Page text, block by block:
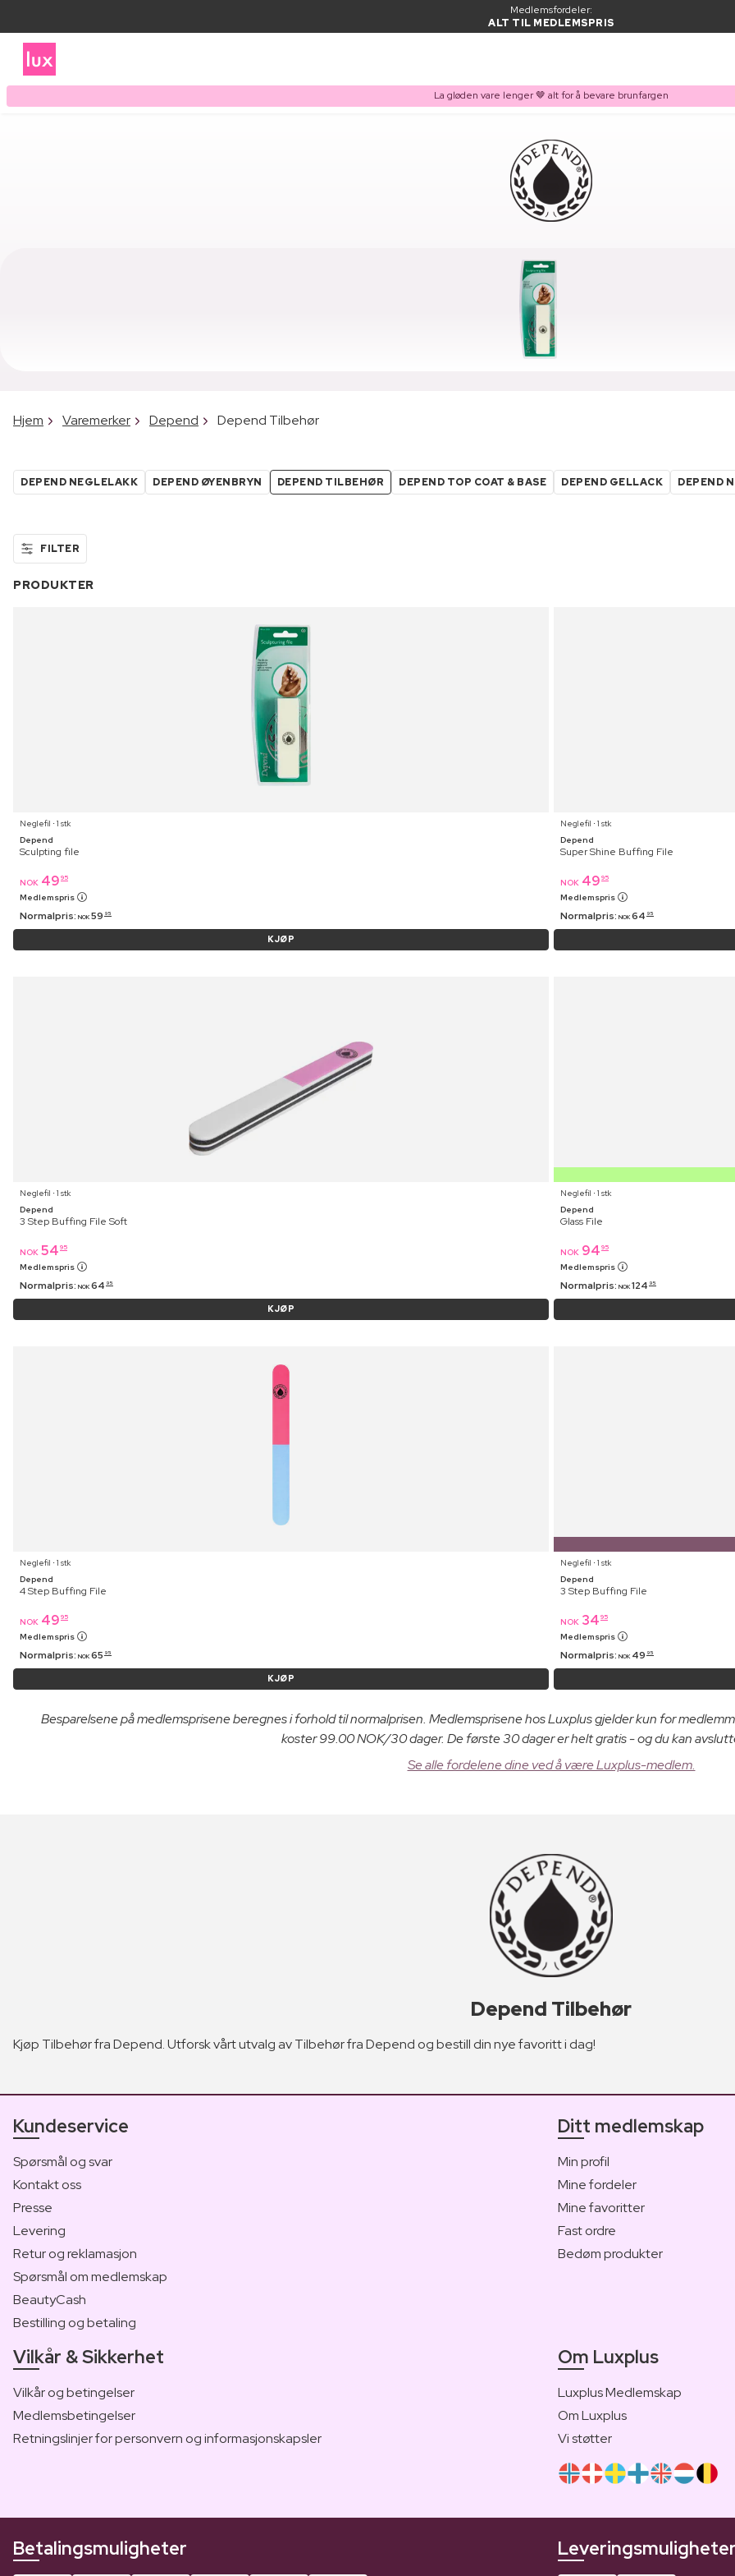
Medlemsfordeler:
ALT TIL MEDLEMSPRIS
La gløden vare lenger 🤎 alt for å bevare brunfargen
Hjem Varemerker Depend Depend Tilbehør
DEPEND NEGLELAKK DEPEND ØYENBRYN DEPEND TILBEHØR DEPEND TOP COAT & BASE DEPEND GELLACK DEPEND
FILTER
PRODUKTER
Neglefil ⋅ 1 stk
Depend
Sculpting file
NOK 49 95
Medlemspris
Normalpris: NOK 59 95
KJØP
Neglefil ⋅ 1 stk
Depend
Super Shine Buffing File
NOK 49 95
Medlemspris
Normalpris: NOK 64 95
Neglefil ⋅ 1 stk
Depend
3 Step Buffing File Soft
NOK 54 95
Medlemspris
Normalpris: NOK 64 95
KJØP
Neglefil ⋅ 1 stk
Depend
Glass File
NOK 94 95
Medlemspris
Normalpris: NOK 124 95
Neglefil ⋅ 1 stk
Depend
4 Step Buffing File
NOK 49 95
Medlemspris
Normalpris: NOK 65 95
KJØP
Neglefil ⋅ 1 stk
Depend
3 Step Buffing File
NOK 34 95
Medlemspris
Normalpris: NOK 49 95
Besparelsene på medlemsprisene beregnes i forhold til normalprisen. Medlemsprisene hos Luxplus gjelder kun for
koster 99.00 NOK/30 dager. De første 30 dager er helt gratis - og du kan
Se alle fordelene dine ved å være Luxplus-medlem.
Depend Tilbehør
Kjøp Tilbehør fra Depend. Utforsk vårt utvalg av Tilbehør fra Depend og bestill din nye favoritt i dag!
Kundeservice
Spørsmål og svar
Kontakt oss
Presse
Levering
Retur og reklamasjon
Spørsmål om medlemskap
BeautyCash
Bestilling og betaling
Ditt medlemskap
Min profil
Mine fordeler
Mine favoritter
Fast ordre
Bedøm produkter
Vilkår & Sikkerhet
Vilkår og betingelser
Medlemsbetingelser
Retningslinjer for personvern og informasjonskapsler
Om Luxplus
Luxplus Medlemskap
Om Luxplus
Vi støtter
Betalingsmuligheter